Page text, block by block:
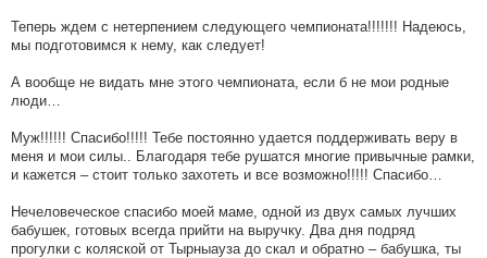
Теперь ждем с нетерпением следующего чемпионата!!!!!!! Надеюсь,
мы подготовимся к нему, как следует!
А вообще не видать мне этого чемпионата, если б не мои родные
люди…
Муж!!!!!! Спасибо!!!!! Тебе постоянно удается поддерживать веру в
меня и мои силы.. Благодаря тебе рушатся многие привычные рамки,
и кажется – стоит только захотеть и все возможно!!!!! Спасибо…
Нечеловеческое спасибо моей маме, одной из двух самых лучших
бабушек, готовых всегда прийти на выручку. Два дня подряд
прогулки с коляской от Тырныауза до скал и обратно – бабушка, ты